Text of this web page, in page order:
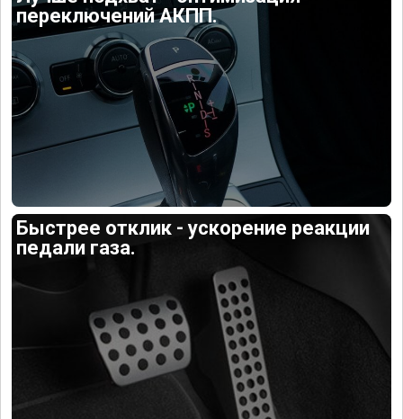
переключений АКПП.
Быстрее отклик - ускорение реакции
педали газа.